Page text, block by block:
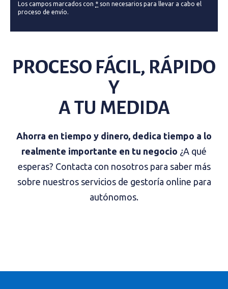
PROCESO FÁCIL, RÁPIDO
Y
A TU MEDIDA
Ahorra en tiempo y dinero, dedica tiempo a lo
realmente importante en tu negocio ¿A qué
esperas? Contacta con nosotros para saber más
sobre nuestros servicios de gestoría online para
autónomos.
Los campos marcados con * son necesarios para llevar a cabo el
proceso de envío.